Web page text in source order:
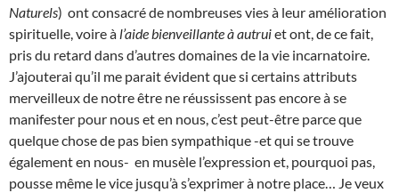
Naturels) ont consacré de nombreuses vies à leur amélioration
spirituelle, voire à l’aide bienveillante à autruiet ont, de ce fait,
pris du retard dans d’autres domaines de la vie incarnatoire.
J’ajouterai qu’il me parait évident que si certains attributs
merveilleux de notre être ne réussissent pas encore à se
manifester pour nous et en nous, c’est peut-être parce que
quelque chose de pas bien sympathique -et qui se trouve
également en nous- en musèle l’expression et, pourquoi pas,
pousse même le vice jusqu’à s’exprimer à notre place… Je veux